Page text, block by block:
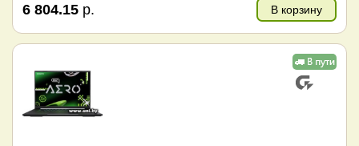
6 804.15 р. В корзину